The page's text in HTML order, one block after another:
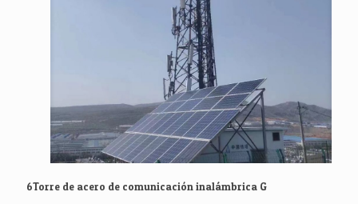
6Torre de acero de comunicación inalámbrica G